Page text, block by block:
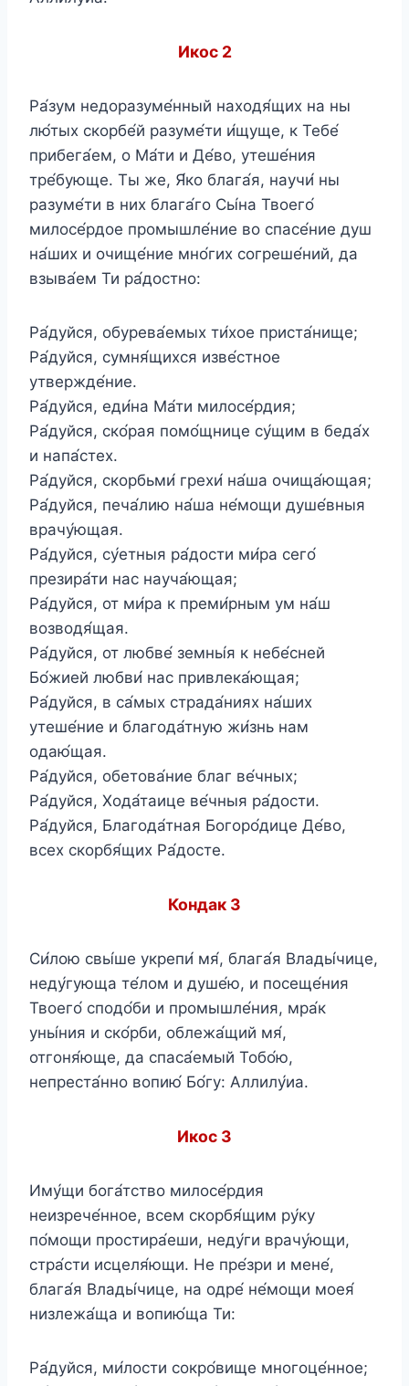
Икос 2
Ра́зум недоразуме́нный находя́щих на ны
лю́тых скорбе́й разуме́ти и́щуще, к Тебе́
прибега́ем, о Ма́ти и Де́во, утеше́ния
тре́бующе. Ты же, Я́ко блага́я, научи́ ны
разуме́ти в них блага́го Сы́на Твоего́
милосе́рдое промышле́ние во спасе́ние душ
на́ших и очище́ние мно́гих согреше́ний, да
взыва́ем Ти ра́достно:
Ра́дуйся, обурева́емых ти́хое приста́нище;
Ра́дуйся, сумня́щихся изве́стное
утвержде́ние.
Ра́дуйся, еди́на Ма́ти милосе́рдия;
Ра́дуйся, ско́рая помо́щнице су́щим в беда́х
и напа́стех.
Ра́дуйся, скорбьми́ грехи́ на́ша очища́ющая;
Ра́дуйся, печа́лию на́ша не́мощи душе́вныя
врачу́ющая.
Ра́дуйся, су́етныя ра́дости ми́ра сего́
презира́ти нас науча́ющая;
Ра́дуйся, от ми́ра к преми́рным ум на́ш
возводя́щая.
Ра́дуйся, от любве́ земны́я к небе́сней
Бо́жией любви́ нас привлека́ющая;
Ра́дуйся, в са́мых страда́ниях на́ших
утеше́ние и благода́тную жи́знь нам
одаю́щая.
Ра́дуйся, обетова́ние благ ве́чных;
Ра́дуйся, Хода́таице ве́чныя ра́дости.
Ра́дуйся, Благода́тная Богоро́дице Де́во,
всех скорбя́щих Ра́досте.
Кондак 3
Си́лою свы́ше укрепи́ мя́, блага́я Влады́чице,
неду́гующа те́лом и душе́ю, и посеще́ния
Твоего́ сподо́би и промышле́ния, мра́к
уны́ния и ско́рби, облежа́щий мя́,
отгоня́юще, да спаса́емый Тобо́ю,
непреста́нно вопию́ Бо́гу: Аллилу́иа.
Икос 3
Иму́щи бога́тство милосе́рдия
неизрече́нное, всем скорбя́щим ру́ку
по́мощи простира́еши, неду́ги врачу́ющи,
стра́сти исцеля́ющи. Не пре́зри и мене́,
блага́я Влады́чице, на одре́ не́мощи моея́
низлежа́ща и вопию́ща Ти:
Ра́дуйся, ми́лости сокро́вище многоце́нное;